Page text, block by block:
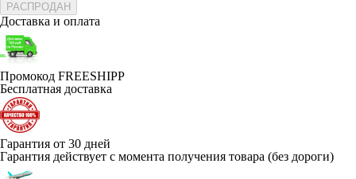
РАСПРОДАН
Доставка и оплата
Промокод FREESHIPP
Бесплатная доставка
Гарантия от 30 дней
Гарантия действует с момента получения товара (без дороги)